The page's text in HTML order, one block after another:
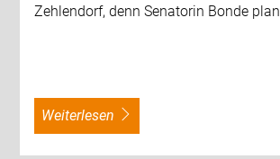
Zehlendorf, denn Senatorin Bonde
weiterlesen